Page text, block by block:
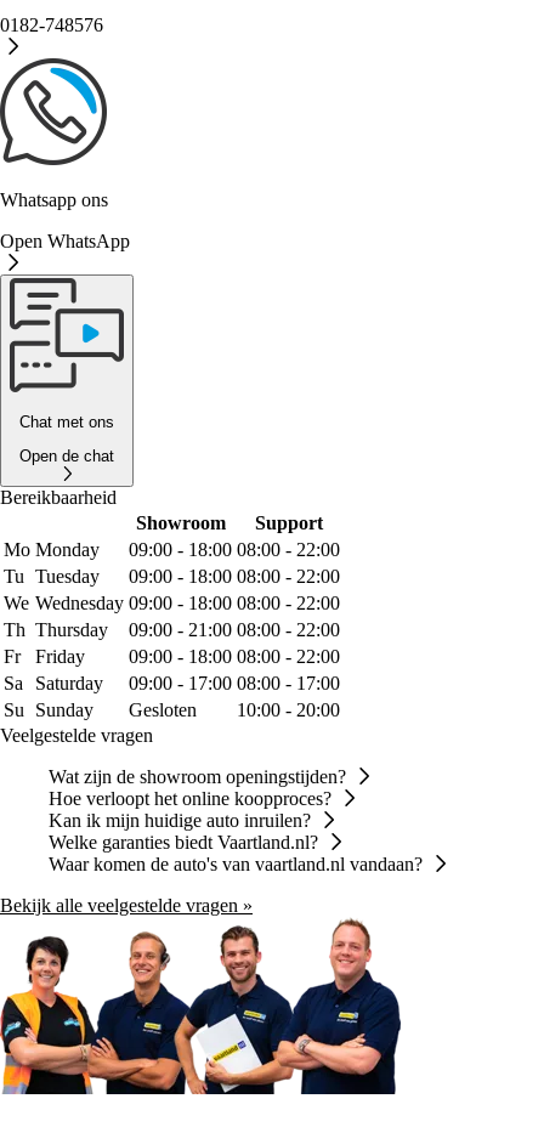
0182-748576
Whatsapp ons
Open WhatsApp
Chat met ons
Open de chat
Bereikbaarheid
Showroom
Support
Mo Monday 09:00 - 18:00 08:00 - 22:00
Tu Tuesday 09:00 - 18:00 08:00 - 22:00
We Wednesday 09:00 - 18:00 08:00 - 22:00
Th Thursday 09:00 - 21:00 08:00 - 22:00
Fr
Friday 09:00 - 18:00 08:00 - 22:00
Sa
Saturday 09:00 - 17:00 08:00 - 17:00
Su
Sunday Gesloten
10:00 - 20:00
Veelgestelde vragen
Wat zijn de showroom openingstijden?
Hoe verloopt het online koopproces?
Kan ik mijn huidige auto inruilen?
Welke garanties biedt Vaartland.nl?
Waar komen de auto's van vaartland.nl vandaan?
Bekijk alle veelgestelde vragen »